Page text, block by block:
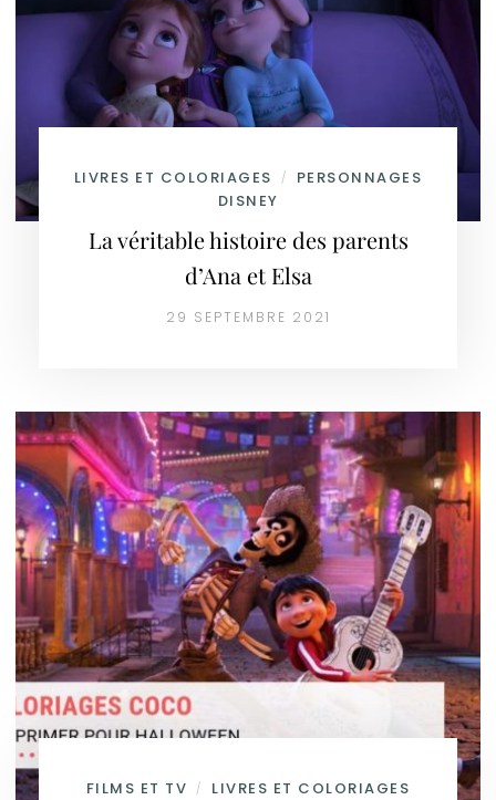
LIVRES ET COLORIAGES /
PERSONNAGES
DISNEY
La véritable histoire des parents
d’Ana et Elsa
29 SEPTEMBRE 2021
FILMS ET TV / LIVRES ET COLORIAGES